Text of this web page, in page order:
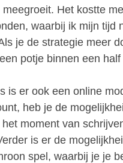
Het kostte
waarbij ik mijn tijd
je de strategie meer
potje binnen een
is er ook een online
heb je de
moment van
is er de
spel, waarbij je je